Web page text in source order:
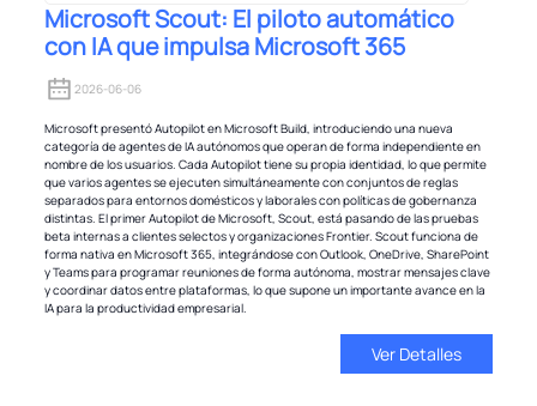
Microsoft Scout: El piloto automático
con IA que impulsa Microsoft 365
2026-06-06
Microsoft presentó Autopilot en Microsoft Build, introduciendo una nueva
categoría de agentes de IA autónomos que operan de forma independiente en
nombre de los usuarios. Cada Autopilot tiene su propia identidad, lo que permite
que varios agentes se ejecuten simultáneamente con conjuntos de reglas
separados para entornos domésticos y laborales con políticas de gobernanza
distintas. El primer Autopilot de Microsoft, Scout, está pasando de las pruebas
beta internas a clientes selectos y organizaciones Frontier. Scout funciona de
forma nativa en Microsoft 365, integrándose con Outlook, OneDrive, SharePoint
y Teams para programar reuniones de forma autónoma, mostrar mensajes clave
y coordinar datos entre plataformas, lo que supone un importante avance en la
IA para la productividad empresarial.
Ver Detalles